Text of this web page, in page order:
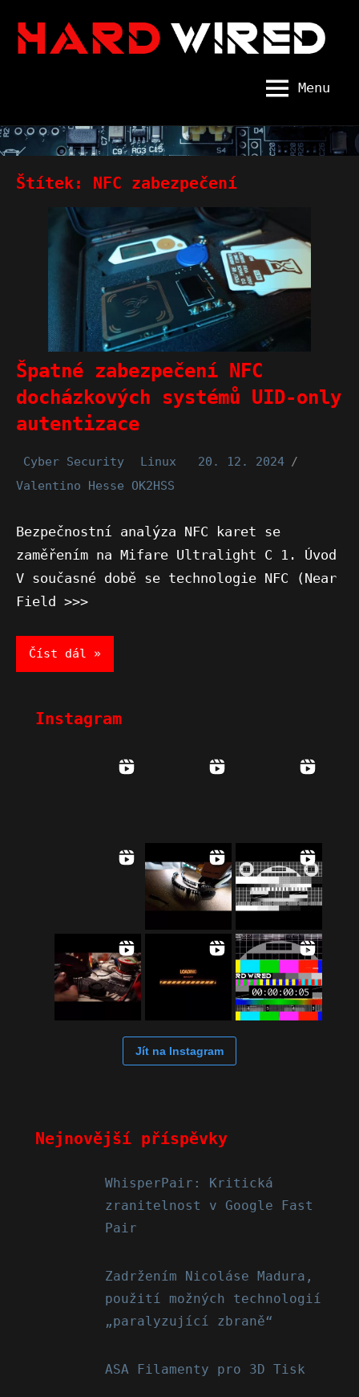
content
Wired
Menu
Štítek: NFC zabezpečení
Špatné zabezpečení NFC
docházkových systémů UID-only
autentizace
Cyber Security Linux
20. 12. 2024
Valentino Hesse OK2HSS
Bezpečnostní analýza NFC karet se
zaměřením na Mifare Ultralight C 1. Úvod
V současné době se technologie NFC (Near
Field >>>
Číst dál
Instagram
Jít na Instagram
Nejnovější příspěvky
WhisperPair: Kritická
zranitelnost v Google Fast
Pair
Zadržením Nicoláse Madura,
použití možných technologií
„paralyzující zbraně“
ASA Filamenty pro 3D Tisk